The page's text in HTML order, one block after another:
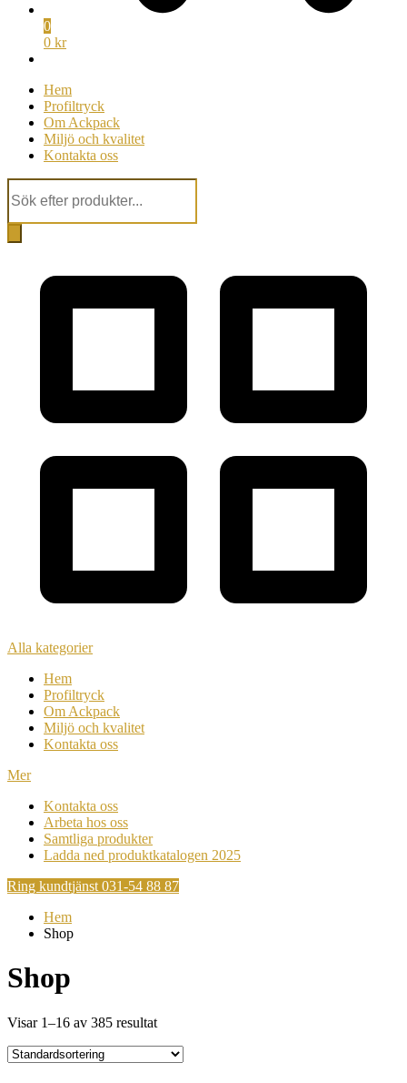
0
0 kr
Hem
Profiltryck
Om Ackpack
Miljö och kvalitet
Kontakta oss
Products
search
Alla kategorier
Hem
Profiltryck
Om Ackpack
Miljö och kvalitet
Kontakta oss
Mer
Kontakta oss
Arbeta hos oss
Samtliga produkter
Ladda ned produktkatalogen 2025
Ring kundtjänst 031-54 88 87
Hem
Shop
Shop
Visar 1–16 av 385 resultat